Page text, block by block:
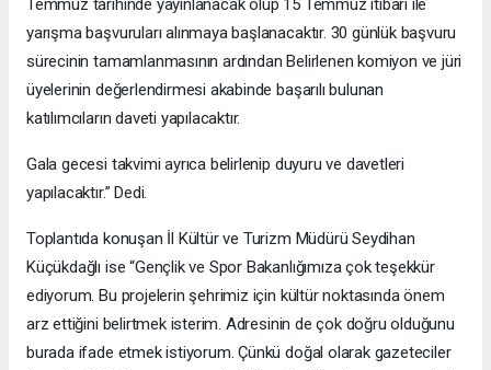
Temmuz tarihinde yayınlanacak olup 15 Temmuz itibarı ile
yarışma başvuruları alınmaya başlanacaktır. 30 günlük başvuru
sürecinin tamamlanmasının ardından Belirlenen komiyon ve jüri
üyelerinin değerlendirmesi akabinde başarılı bulunan
katılımcıların daveti yapılacaktır.
Gala gecesi takvimi ayrıca belirlenip duyuru ve davetleri
yapılacaktır.” Dedi.
Toplantıda konuşan İl Kültür ve Turizm Müdürü Seydihan
Küçükdağlı ise “Gençlik ve Spor Bakanlığımıza çok teşekkür
ediyorum. Bu projelerin şehrimiz için kültür noktasında önem
arz ettiğini belirtmek isterim. Adresinin de çok doğru olduğunu
burada ifade etmek istiyorum. Çünkü doğal olarak gazeteciler